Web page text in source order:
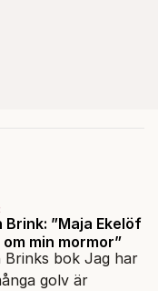
Brink: ”Maja Ekelöf
min mormor”
Brinks bok Jag har
golv är